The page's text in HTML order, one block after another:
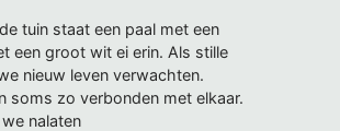
tuin staat een paal met een
een groot wit ei erin. Als stille
nieuw leven verwachten.
soms zo verbonden met elkaar.
nalaten